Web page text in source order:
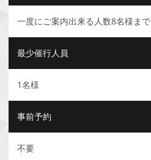
一度にご案内出来る人数8名様まで
最少催行人員
1名様
事前予約
不要